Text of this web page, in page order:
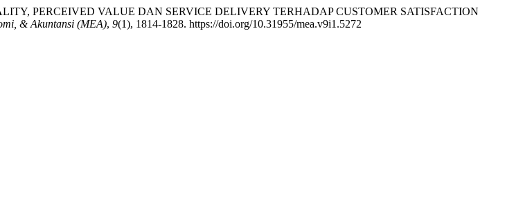
PERCEIVED VALUE DAN SERVICE DELIVERY TERHADAP CUSTOMER SATISFACTION
& Akuntansi (MEA), 9(1), 1814-1828. https://doi.org/10.31955/mea.v9i1.5272